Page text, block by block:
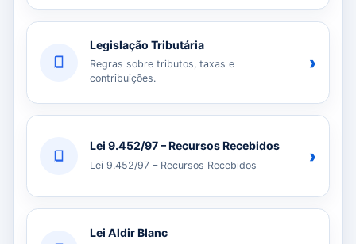
Legislação Tributária
Regras sobre tributos, taxas e
contribuições.
›
Lei 9.452/97 – Recursos Recebidos
Lei 9.452/97 – Recursos Recebidos ›
Lei Aldir Blanc